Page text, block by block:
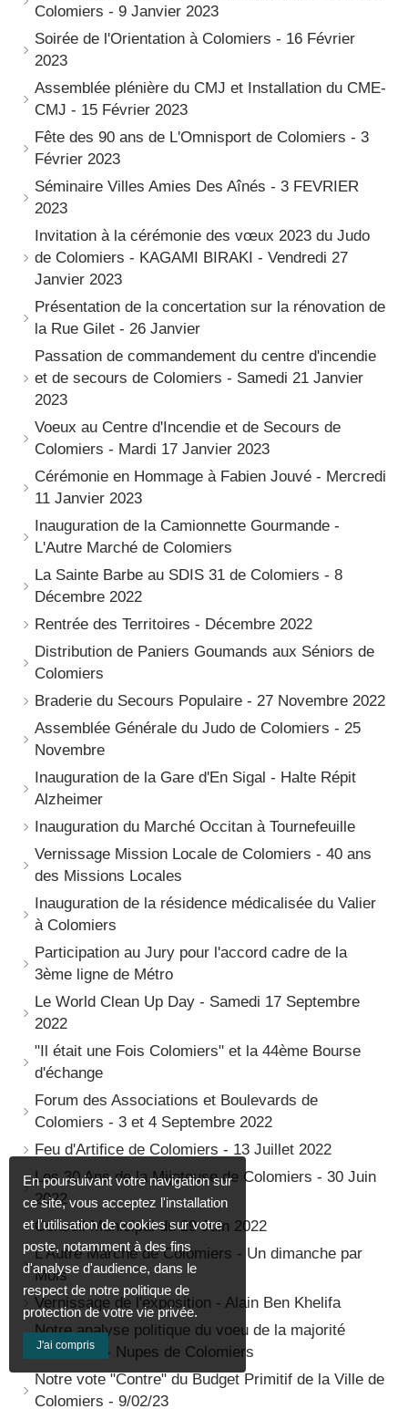
Colomiers - 9 Janvier 2023
Soirée de l'Orientation à Colomiers - 16 Février
2023
Assemblée plénière du CMJ et Installation du CME-
CMJ - 15 Février 2023
Fête des 90 ans de L'Omnisport de Colomiers - 3
Février 2023
Séminaire Villes Amies Des Aînés - 3 FEVRIER
2023
Invitation à la cérémonie des vœux 2023 du Judo
de Colomiers - KAGAMI BIRAKI - Vendredi 27
Janvier 2023
Présentation de la concertation sur la rénovation de
la Rue Gilet - 26 Janvier
Passation de commandement du centre d'incendie
et de secours de Colomiers - Samedi 21 Janvier
2023
Voeux au Centre d'Incendie et de Secours de
Colomiers - Mardi 17 Janvier 2023
Cérémonie en Hommage à Fabien Jouvé - Mercredi
11 Janvier 2023
Inauguration de la Camionnette Gourmande -
L'Autre Marché de Colomiers
La Sainte Barbe au SDIS 31 de Colomiers - 8
Décembre 2022
Rentrée des Territoires - Décembre 2022
Distribution de Paniers Goumands aux Séniors de
Colomiers
Braderie du Secours Populaire - 27 Novembre 2022
Assemblée Générale du Judo de Colomiers - 25
Novembre
Inauguration de la Gare d'En Sigal - Halte Répit
Alzheimer
Inauguration du Marché Occitan à Tournefeuille
Vernissage Mission Locale de Colomiers - 40 ans
des Missions Locales
Inauguration de la résidence médicalisée du Valier
à Colomiers
Participation au Jury pour l'accord cadre de la
3ème ligne de Métro
Le World Clean Up Day - Samedi 17 Septembre
2022
"Il était une Fois Colomiers" et la 44ème Bourse
d'échange
Forum des Associations et Boulevards de
Colomiers - 3 et 4 Septembre 2022
Feu d'Artifice de Colomiers - 13 Juillet 2022
Les 30 Ans de la Mijoteuse de Colomiers - 30 Juin
2022
Conseil Municipal du 29 Juin 2022
L'Autre Marché de Colomiers - Un dimanche par
Mois
Vernissage de l'exposition - Alain Ben Khelifa
Notre analyse politique du voeu de la majorité
Socialiste - Nupes de Colomiers
Notre vote "Contre" du Budget Primitif de la Ville de
Colomiers - 9/02/23
En poursuivant votre navigation sur
ce site, vous acceptez l'installation
et l'utilisation de cookies sur votre
poste, notamment à des fins
d'analyse d'audience, dans le
respect de notre politique de
protection de votre vie privée.
J'ai compris